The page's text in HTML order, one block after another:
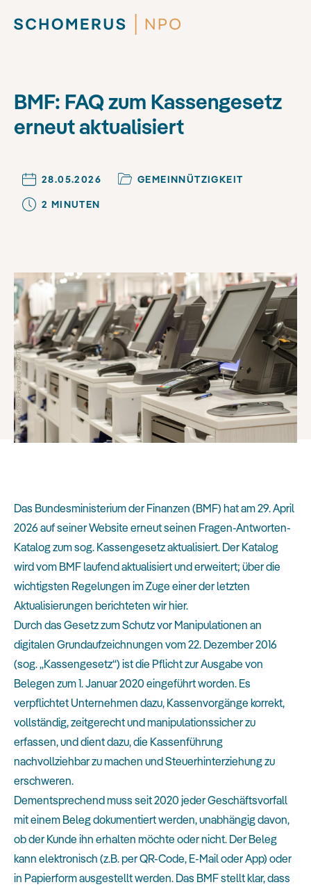
BMF: FAQ zum Kassengesetz
erneut aktualisiert
28.05.2026
GEMEINNÜTZIGKEIT
2 MINUTEN
Das Bundesministerium der Finanzen (BMF) hat am 29. April
2026 auf seiner Website erneut seinen Fragen-Antworten-
Katalog zum sog. Kassengesetz aktualisiert. Der Katalog
wird vom BMF laufend aktualisiert und erweitert; über die
wichtigsten Regelungen im Zuge einer der letzten
Aktualisierungen berichteten wirhier.
Durch das Gesetz zum Schutz vor Manipulationen an
digitalen Grundaufzeichnungen vom 22. Dezember 2016
(sog. „Kassengesetz“) ist die Pflicht zur Ausgabe von
Belegen zum 1. Januar 2020 eingeführt worden. Es
verpflichtet Unternehmen dazu, Kassenvorgänge korrekt,
vollständig, zeitgerecht und manipulationssicher zu
erfassen, und dient dazu, die Kassenführung
nachvollziehbar zu machen und Steuerhinterziehung zu
erschweren.
Dementsprechend muss seit 2020 jeder Geschäftsvorfall
mit einem Beleg dokumentiert werden, unabhängig davon,
ob der Kunde ihn erhalten möchte oder nicht. Der Beleg
kann elektronisch (z.B. per QR-Code, E-Mail oder App) oder
in Papierform ausgestellt werden. Das BMF stellt klar, dass